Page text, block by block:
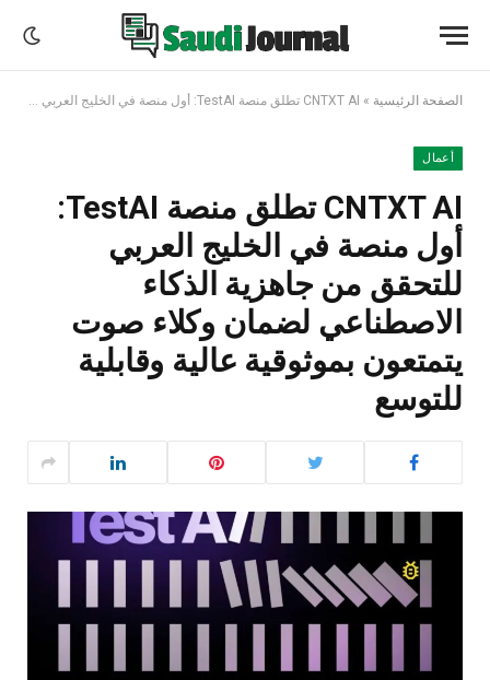
الصفحة الرئيسية » CNTXT AI تطلق منصة TestAI: أول منصة في الخليج العربي للتحقق من جاهزية الذكاء الاصطناعي لضمان وكلاء صوت يتمتعون بموثوقية عالية وقابلية للتوسع
أعمال
CNTXT AI تطلق منصة TestAI:
أول منصة في الخليج العربي
للتحقق من جاهزية الذكاء
الاصطناعي لضمان وكلاء صوت
يتمتعون بموثوقية عالية وقابلية
للتوسع